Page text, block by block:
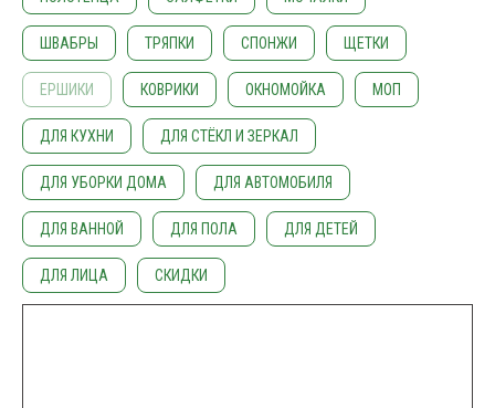
ШВАБРЫ ТРЯПКИ СПОНЖИ ЩЕТКИ
ЕРШИКИ КОВРИКИ ОКНОМОЙКА МОП
ДЛЯ КУХНИ ДЛЯ СТЁКЛ И ЗЕРКАЛ
ДЛЯ УБОРКИ ДОМА ДЛЯ АВТОМОБИЛЯ
ДЛЯ ВАННОЙ ДЛЯ ПОЛА ДЛЯ ДЕТЕЙ
ДЛЯ ЛИЦА СКИДКИ